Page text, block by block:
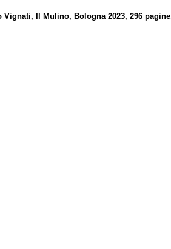
Vignati, Il Mulino, Bologna 2023, 296